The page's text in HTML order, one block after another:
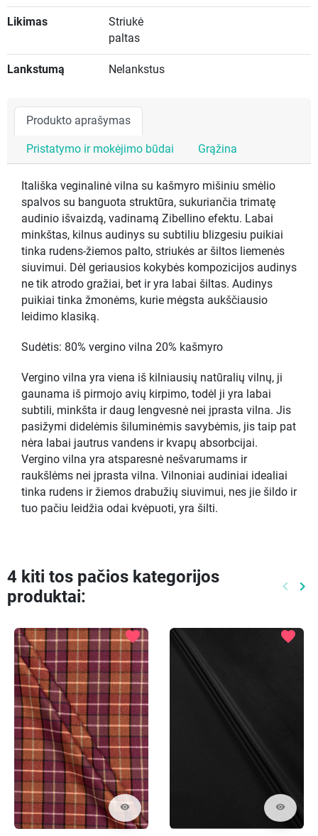
Likimas
Striukė
paltas
Lankstumą Nelankstus
Produkto aprašymas
Pristatymo ir mokėjimo būdai Grąžina
Itališka veginalinė vilna su kašmyro mišiniu smėlio
spalvos su banguota struktūra, sukuriančia trimatę
audinio išvaizdą, vadinamą Zibellino efektu. Labai
minkštas, kilnus audinys su subtiliu blizgesiu puikiai
tinka rudens-žiemos palto, striukės ar šiltos liemenės
siuvimui. Dėl geriausios kokybės kompozicijos audinys
ne tik atrodo gražiai, bet ir yra labai šiltas. Audinys
puikiai tinka žmonėms, kurie mėgsta aukščiausio
leidimo klasiką.
Sudėtis: 80% vergino vilna 20% kašmyro
Vergino vilna yra viena iš kilniausių natūralių vilnų, ji
gaunama iš pirmojo avių kirpimo, todėl ji yra labai
subtili, minkšta ir daug lengvesnė nei įprasta vilna. Jis
pasižymi didelėmis šiluminėmis savybėmis, jis taip pat
nėra labai jautrus vandens ir kvapų absorbcijai.
Vergino vilna yra atsparesnė nešvarumams ir
raukšlėms nei įprasta vilna. Vilnoniai audiniai idealiai
tinka rudens ir žiemos drabužių siuvimui, nes jie šildo ir
tuo pačiu leidžia odai kvėpuoti, yra šilti.
4 kiti tos pačios kategorijos
produktai:
keyboard_arrow_left keyboard_arrow_right
visibility
favorite
visibility
favorite